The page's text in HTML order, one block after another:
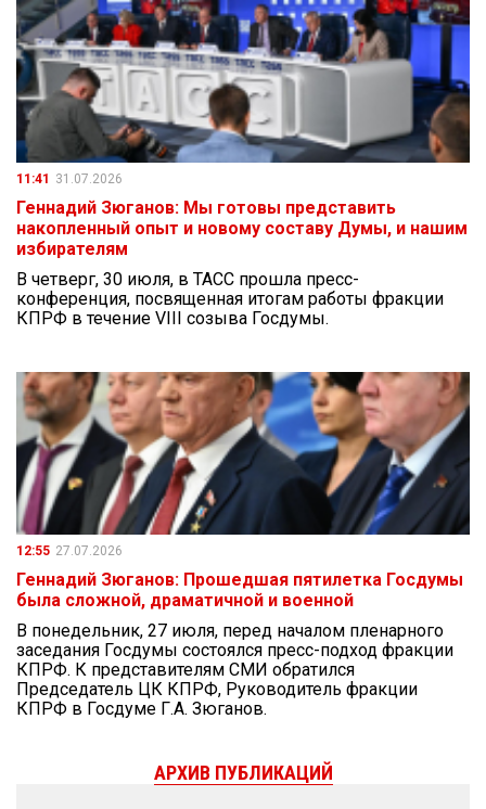
11:41 31.07.2026
Геннадий Зюганов: Мы готовы представить
накопленный опыт и новому составу Думы, и нашим
избирателям
В четверг, 30 июля, в ТАСС прошла пресс-
конференция, посвященная итогам работы фракции
КПРФ в течение VIII созыва Госдумы.
12:55 27.07.2026
Геннадий Зюганов: Прошедшая пятилетка Госдумы
была сложной, драматичной и военной
В понедельник, 27 июля, перед началом пленарного
заседания Госдумы состоялся пресс-подход фракции
КПРФ. К представителям СМИ обратился
Председатель ЦК КПРФ, Руководитель фракции
КПРФ в Госдуме Г.А. Зюганов.
АРХИВ ПУБЛИКАЦИЙ